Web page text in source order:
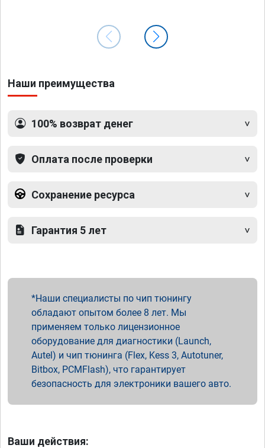
Наши преимущества
100% возврат денег
Оплата после проверки
Сохранение ресурса
Гарантия 5 лет
Наши специалисты по чип тюнингу
обладают опытом более 8 лет. Мы
применяем только лицензионное
оборудование для диагностики (Launch,
Autel) и чип тюнинга (Flex, Kess 3, Autotuner,
Bitbox, PCMFlash), что гарантирует
безопасность для электроники вашего авто.
Ваши действия: